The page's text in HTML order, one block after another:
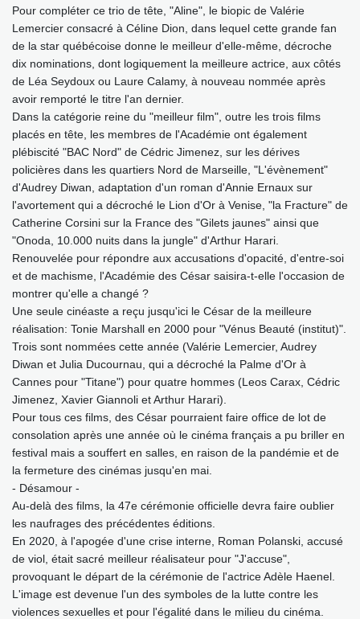
Pour compléter ce trio de tête, "Aline", le biopic de Valérie
Lemercier consacré à Céline Dion, dans lequel cette grande fan
de la star québécoise donne le meilleur d'elle-même, décroche
dix nominations, dont logiquement la meilleure actrice, aux côtés
de Léa Seydoux ou Laure Calamy, à nouveau nommée après
avoir remporté le titre l'an dernier.
Dans la catégorie reine du "meilleur film", outre les trois films
placés en tête, les membres de l'Académie ont également
plébiscité "BAC Nord" de Cédric Jimenez, sur les dérives
policières dans les quartiers Nord de Marseille, "L'évènement"
d'Audrey Diwan, adaptation d'un roman d'Annie Ernaux sur
l'avortement qui a décroché le Lion d'Or à Venise, "la Fracture" de
Catherine Corsini sur la France des "Gilets jaunes" ainsi que
"Onoda, 10.000 nuits dans la jungle" d'Arthur Harari.
Renouvelée pour répondre aux accusations d'opacité, d'entre-soi
et de machisme, l'Académie des César saisira-t-elle l'occasion de
montrer qu'elle a changé ?
Une seule cinéaste a reçu jusqu'ici le César de la meilleure
réalisation: Tonie Marshall en 2000 pour "Vénus Beauté (institut)".
Trois sont nommées cette année (Valérie Lemercier, Audrey
Diwan et Julia Ducournau, qui a décroché la Palme d'Or à
Cannes pour "Titane") pour quatre hommes (Leos Carax, Cédric
Jimenez, Xavier Giannoli et Arthur Harari).
Pour tous ces films, des César pourraient faire office de lot de
consolation après une année où le cinéma français a pu briller en
festival mais a souffert en salles, en raison de la pandémie et de
la fermeture des cinémas jusqu'en mai.
- Désamour -
Au-delà des films, la 47e cérémonie officielle devra faire oublier
les naufrages des précédentes éditions.
En 2020, à l'apogée d'une crise interne, Roman Polanski, accusé
de viol, était sacré meilleur réalisateur pour "J'accuse",
provoquant le départ de la cérémonie de l'actrice Adèle Haenel.
L'image est devenue l'un des symboles de la lutte contre les
violences sexuelles et pour l'égalité dans le milieu du cinéma.